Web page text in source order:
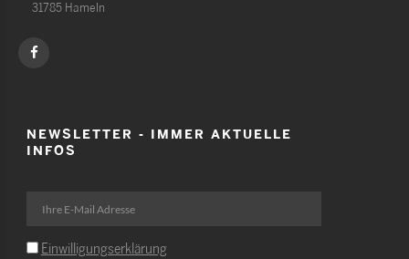
31785 Hameln
NEWSLETTER - IMMER AKTUELLE
INFOS
Einwilligungserklärung